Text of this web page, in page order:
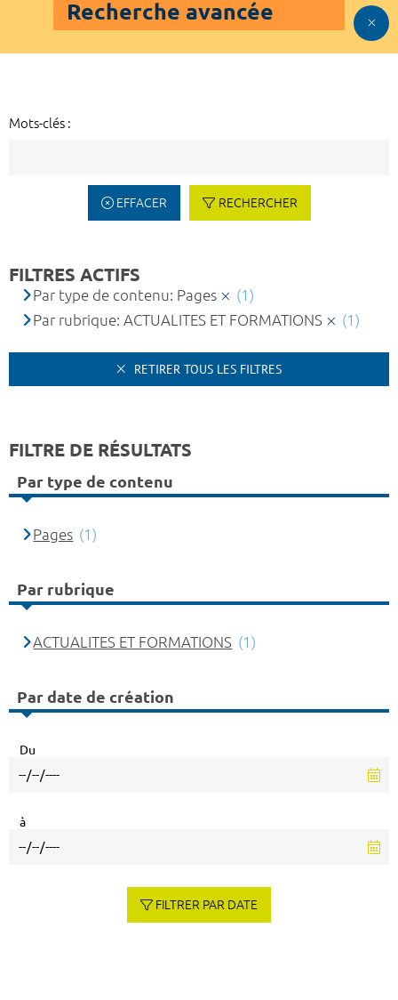
Recherche avancée
Mots-clés :
EFFACER RECHERCHER
FILTRES ACTIFS
Par type de contenu: Pages
(1)
Par rubrique: ACTUALITES ET FORMATIONS
(1)
RETIRER TOUS LES FILTRES
FILTRE DE RÉSULTATS
Par type de contenu
Pages (1)
Par rubrique
ACTUALITES ET FORMATIONS (1)
Par date de création
Du
à
FILTRER PAR DATE